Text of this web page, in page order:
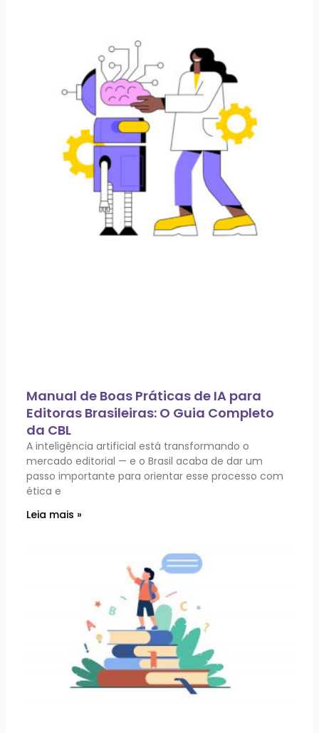
Manual de Boas Práticas de IA para
Editoras Brasileiras: O Guia Completo
da CBL
A inteligência artificial está transformando o
mercado editorial — e o Brasil acaba de dar um
passo importante para orientar esse processo com
ética e
Leia mais »